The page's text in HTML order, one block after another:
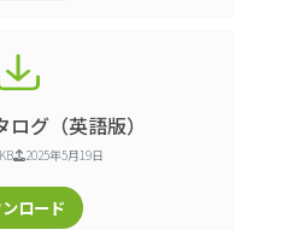
グ（英語版）
2025年5月19日
ロード